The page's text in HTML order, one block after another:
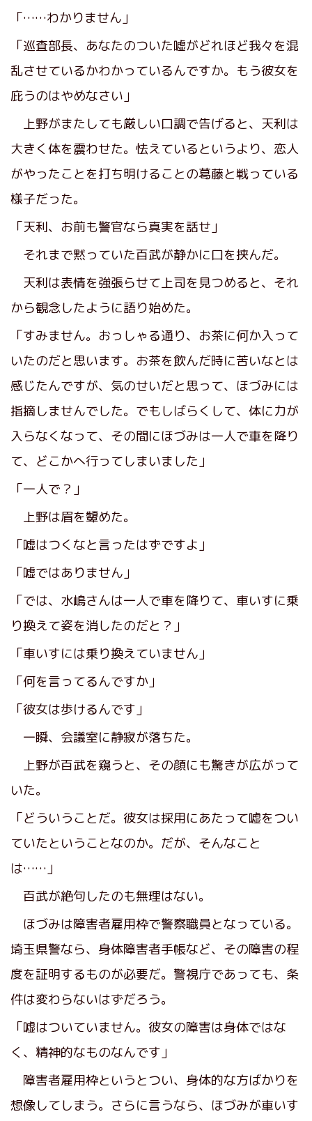
「……わかりません」
「巡査部長、あなたのついた嘘がどれほど我々を混
乱させているかわかっているんですか。もう彼女を
庇うのはやめなさい」
上野がまたしても厳しい口調で告げると、天利は
大きく体を震わせた。怯えているというより、恋人
がやったことを打ち明けることの葛藤と戦っている
様子だった。
「天利、お前も警官なら真実を話せ」
それまで黙っていた百武が静かに口を挟んだ。
天利は表情を強張らせて上司を見つめると、それ
から観念したように語り始めた。
「すみません。おっしゃる通り、お茶に何か入って
いたのだと思います。お茶を飲んだ時に苦いなとは
感じたんですが、気のせいだと思って、ほづみには
指摘しませんでした。でもしばらくして、体に力が
入らなくなって、その間にほづみは一人で車を降り
て、どこかへ行ってしまいました」
「一人で？」
上野は眉を顰めた。
「嘘はつくなと言ったはずですよ」
「嘘ではありません」
「では、水嶋さんは一人で車を降りて、車いすに乗
り換えて姿を消したのだと？」
「車いすには乗り換えていません」
「何を言ってるんですか」
「彼女は歩けるんです」
一瞬、会議室に静寂が落ちた。
上野が百武を窺うと、その顔にも驚きが広がって
いた。
「どういうことだ。彼女は採用にあたって嘘をつい
ていたということなのか。だが、そんなこと
は……」
百武が絶句したのも無理はない。
ほづみは障害者雇用枠で警察職員となっている。
埼玉県警なら、身体障害者手帳など、その障害の程
度を証明するものが必要だ。警視庁であっても、条
件は変わらないはずだろう。
「嘘はついていません。彼女の障害は身体ではな
く、精神的なものなんです」
障害者雇用枠というとつい、身体的な方ばかりを
想像してしまう。さらに言うなら、ほづみが車いす